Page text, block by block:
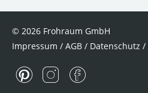
© 2026 Frohraum GmbH
Impressum / AGB / Datenschutz /